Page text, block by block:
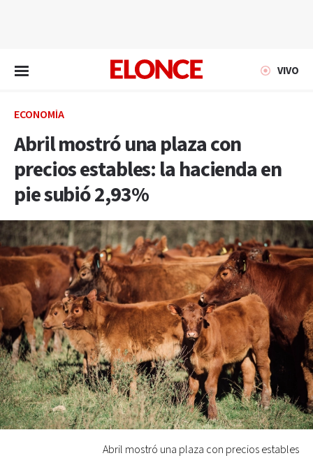
VIVO
ECONOMÍA
Abril mostró una plaza con
precios estables: la hacienda en
pie subió 2,93%
Abril mostró una plaza con precios estables